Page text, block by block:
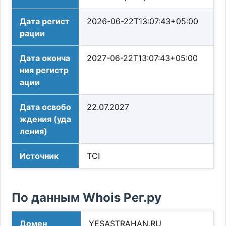
Дата регист
рации
2026-06-22T13:07:43+05:00
Дата оконча
ния регистр
ации
2027-06-22T13:07:43+05:00
Дата освобо
ждения (уда
ления)
22.07.2027
Источник TCI
По данным Whois Рег.ру
Домен YESASTRAHAN.RU